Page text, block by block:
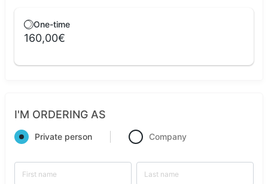
One-time
160,00€
I'M ORDERING AS
Private person Company